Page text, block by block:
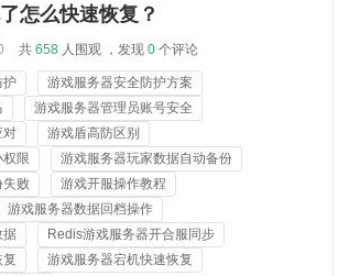
怎么快速恢复？
共 658 人围观 ，发现 0 个评论
护
游戏服务器安全防护方案
游戏服务器管理员账号安全
对
游戏盾高防区别
限
游戏服务器玩家数据自动备份
败
游戏开服操作教程
游戏服务器数据回档操作
据
Redis游戏服务器开合服同步
复
游戏服务器宕机快速恢复